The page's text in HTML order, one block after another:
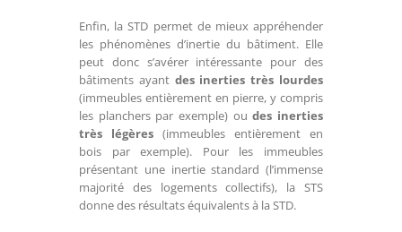
Enfin, la STD permet de mieux appréhender
les phénomènes d’inertie du bâtiment. Elle
peut donc s’avérer intéressante pour des
bâtiments ayant des inerties très lourdes
(immeubles entièrement en pierre, y compris
les planchers par exemple) oudes inerties
très légères (immeubles entièrement en
bois par exemple). Pour les immeubles
présentant une inertie standard (l’immense
majorité des logements collectifs), la STS
donne des résultats équivalents à la STD.